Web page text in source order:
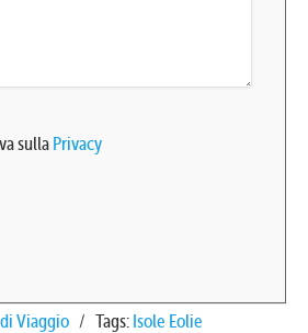
sulla Privacy
Viaggio / Tags: Isole Eolie